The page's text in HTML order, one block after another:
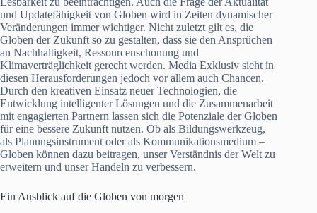
und Updatefähigkeit von Globen wird in Zeiten dynamischer
Veränderungen immer wichtiger. Nicht zuletzt gilt es, die
Globen der Zukunft so zu gestalten, dass sie den Ansprüchen
an Nachhaltigkeit, Ressourcenschonung und
Klimaverträglichkeit gerecht werden. Media Exklusiv sieht in
diesen Herausforderungen jedoch vor allem auch Chancen.
Durch den kreativen Einsatz neuer Technologien, die
Entwicklung intelligenter Lösungen und die Zusammenarbeit
mit engagierten Partnern lassen sich die Potenziale der Globen
für eine bessere Zukunft nutzen. Ob als Bildungswerkzeug,
als Planungsinstrument oder als Kommunikationsmedium –
Globen können dazu beitragen, unser Verständnis der Welt zu
erweitern und unser Handeln zu verbessern.
Ein Ausblick auf die Globen von morgen